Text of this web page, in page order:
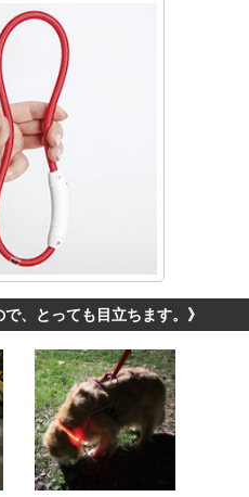
、とっても目立ちます。 》